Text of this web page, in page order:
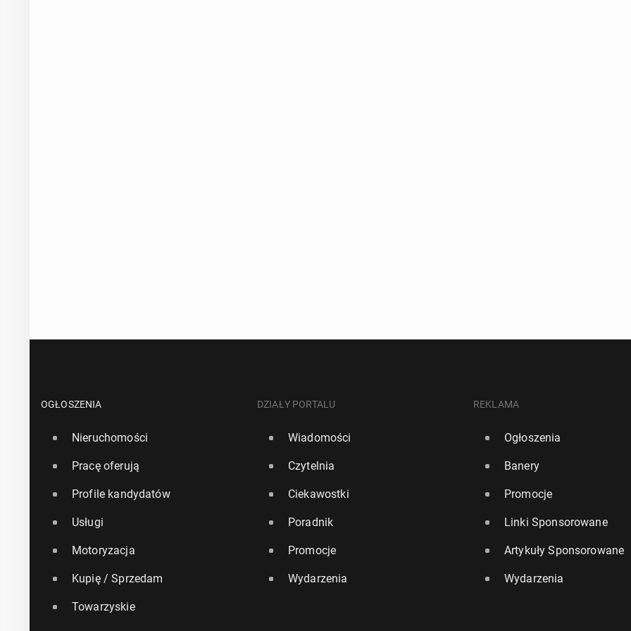
OGŁOSZENIA
Nieruchomości
Pracę oferują
Profile kandydatów
Usługi
Motoryzacja
Kupię / Sprzedam
Towarzyskie
DZIAŁY PORTALU
Wiadomości
Czytelnia
Ciekawostki
Poradnik
Promocje
Wydarzenia
REKLAMA
Ogłoszenia
Banery
Promocje
Linki Sponsorowane
Artykuły Sponsorowane
Wydarzenia